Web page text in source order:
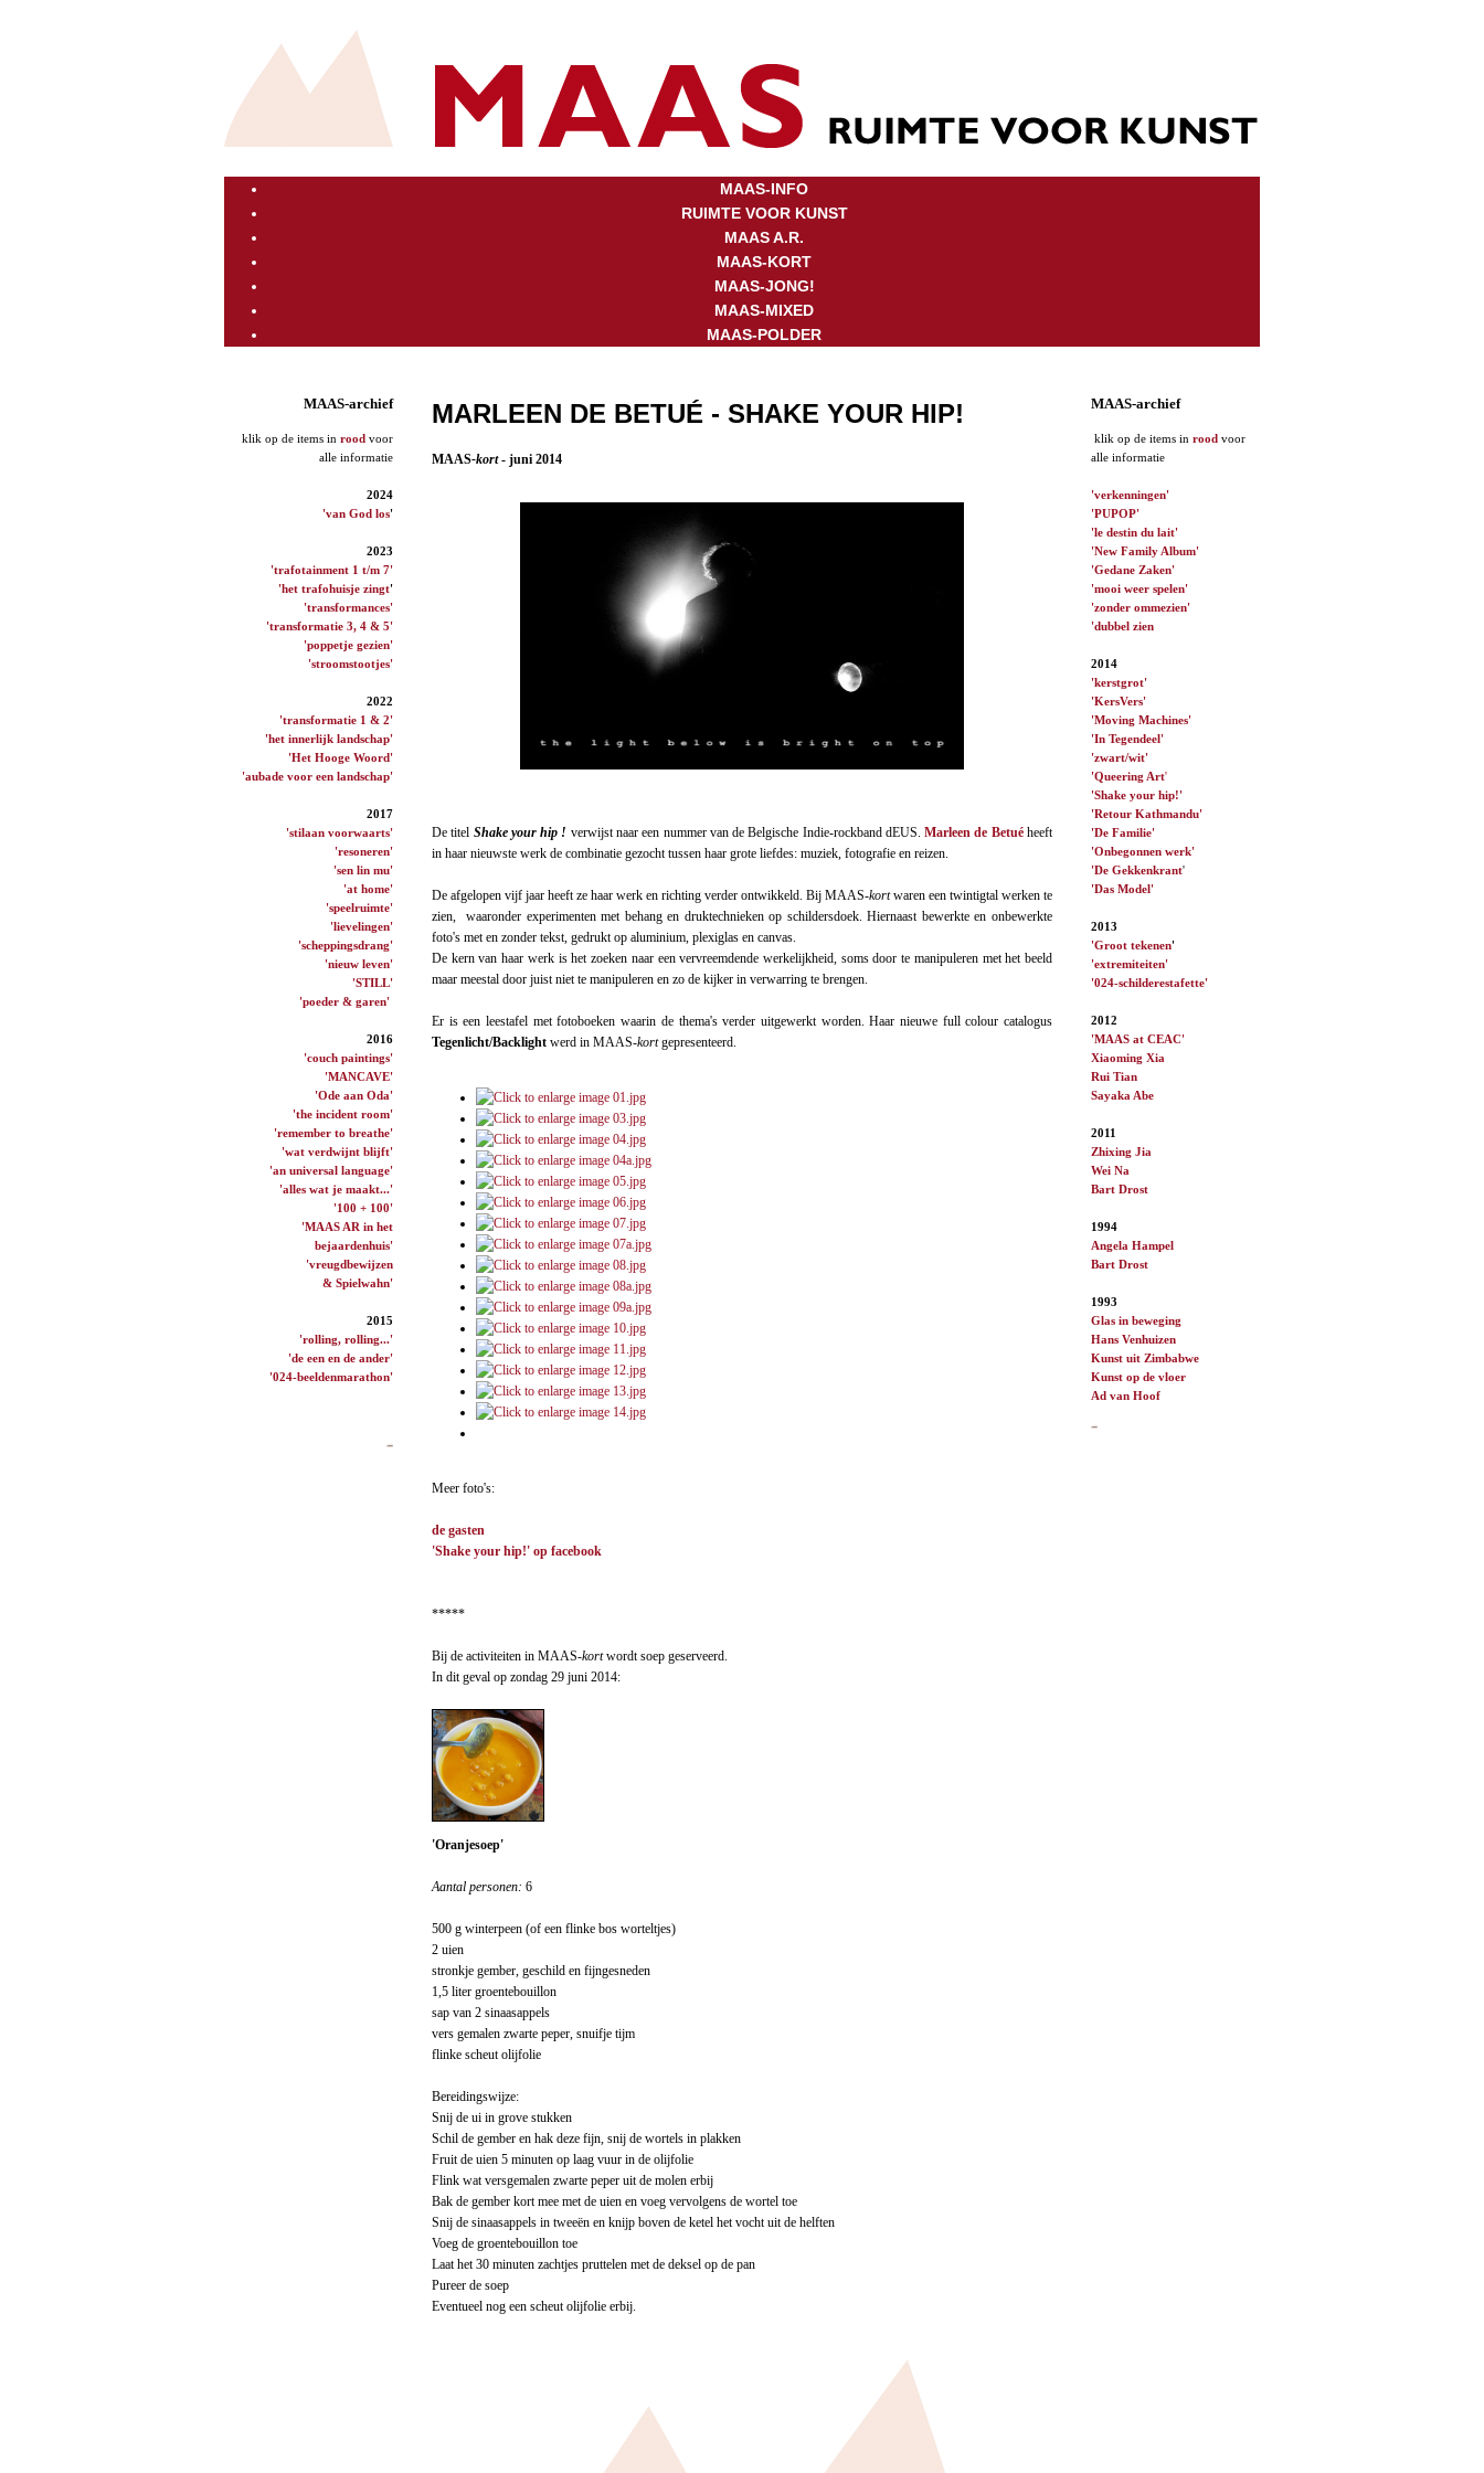
MAAS-INFO
RUIMTE VOOR KUNST
MAAS A.R.
MAAS-KORT
MAAS-JONG!
MAAS-MIXED
MAAS-POLDER
MAAS-archief
klik op de items in rood voor
alle informatie
2024
'van God los'
2023
'trafotainment 1 t/m 7'
'het trafohuisje zingt'
'transformances'
'transformatie 3, 4 & 5'
'poppetje gezien'
'stroomstootjes'
2022
'transformatie 1 & 2'
'het innerlijk landschap'
'Het Hooge Woord'
'aubade voor een landschap'
2017
'stilaan voorwaarts'
'resoneren'
'sen lin mu'
'at home'
'speelruimte'
'lievelingen'
'scheppingsdrang'
'nieuw leven'
'STILL'
'poeder & garen'
2016
'couch paintings'
'MANCAVE'
'Ode aan Oda'
'the incident room'
'remember to breathe'
'wat verdwijnt blijft'
'an universal language'
'alles wat je maakt...'
'100 + 100'
'MAAS AR in het
bejaardenhuis'
'vreugdbewijzen
& Spielwahn'
2015
'rolling, rolling...'
'de een en de ander'
'024-beeldenmarathon'
MARLEEN DE BETUÉ - SHAKE YOUR HIP!
MAAS-kort- juni 2014
De titel Shake your hip ! verwijst naar een nummer van de Belgische Indie-rockband dEUS.Marleen de Betuéheeft
in haar nieuwste werk de combinatie gezocht tussen haar grote liefdes: muziek, fotografie en reizen.
De afgelopen vijf jaar heeft ze haar werk en richting verder ontwikkeld. Bij MAAS-kortwaren een twintigtal werken te
zien, waaronder experimenten met behang en druktechnieken op schildersdoek. Hiernaast bewerkte en onbewerkte
foto's met en zonder tekst, gedrukt op aluminium, plexiglas en canvas.
De kern van haar werk is het zoeken naar een vervreemdende werkelijkheid, soms door te manipuleren met het beeld
maar meestal door juist niet te manipuleren en zo de kijker in verwarring te brengen.
Er is een leestafel met fotoboeken waarin de thema's verder uitgewerkt worden. Haar nieuwe full colour catalogus
Tegenlicht/Backlight werd in MAAS-kortgepresenteerd.
Meer foto's:
de gasten
'Shake your hip!' op facebook
*****
Bij de activiteiten in MAAS-kortwordt soep geserveerd.
In dit geval op zondag 29 juni 2014:
'Oranjesoep'
Aantal personen: 6
500 g winterpeen (of een flinke bos worteltjes)
2 uien
stronkje gember, geschild en fijngesneden
1,5 liter groentebouillon
sap van 2 sinaasappels
vers gemalen zwarte peper, snuifje tijm
flinke scheut olijfolie
Bereidingswijze:
Snij de ui in grove stukken
Schil de gember en hak deze fijn, snij de wortels in plakken
Fruit de uien 5 minuten op laag vuur in de olijfolie
Flink wat versgemalen zwarte peper uit de molen erbij
Bak de gember kort mee met de uien en voeg vervolgens de wortel toe
Snij de sinaasappels in tweeën en knijp boven de ketel het vocht uit de helften
Voeg de groentebouillon toe
Laat het 30 minuten zachtjes pruttelen met de deksel op de pan
Pureer de soep
Eventueel nog een scheut olijfolie erbij.
MAAS-archief
klik op de items in rood voor
alle informatie
'verkenningen'
'PUPOP'
'le destin du lait'
'New Family Album'
'Gedane Zaken'
'mooi weer spelen'
'zonder ommezien'
'dubbel zien
2014
'kerstgrot'
'KersVers'
'Moving Machines'
'In Tegendeel'
'zwart/wit'
'Queering Art'
'Shake your hip!'
'Retour Kathmandu'
'De Familie'
'Onbegonnen werk'
'De Gekkenkrant'
'Das Model'
2013
'Groot tekenen'
'extremiteiten'
'024-schilderestafette'
2012
'MAAS at CEAC'
Xiaoming Xia
Rui Tian
Sayaka Abe
2011
Zhixing Jia
Wei Na
Bart Drost
1994
Angela Hampel
Bart Drost
1993
Glas in beweging
Hans Venhuizen
Kunst uit Zimbabwe
Kunst op de vloer
Ad van Hoof